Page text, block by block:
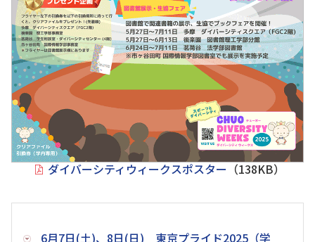
ダイバーシティウィークスポスター （138KB）
6月7日(土)、8日(日) 東京プライド2025（学